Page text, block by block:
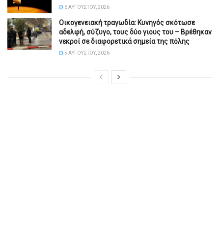
6 ΑΥΓΟΎΣΤΟΥ, 2026
Οικογενειακή τραγωδία: Κυνηγός σκότωσε
αδελφή, σύζυγο, τους δύο γιους του – Βρέθηκαν
νεκροί σε διαφορετικά σημεία της πόλης
5 ΑΥΓΟΎΣΤΟΥ, 2026